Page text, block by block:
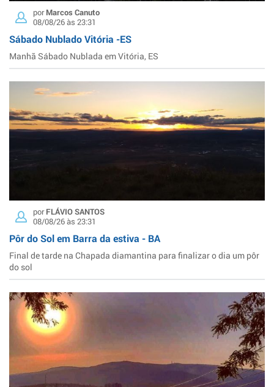
porMarcos Canuto
08/08/26 às 23:31
Sábado Nublado Vitória -ES
Manhã Sábado Nublada em Vitória, ES
porFLÁVIO SANTOS
08/08/26 às 23:31
Pôr do Sol em Barra da estiva - BA
Final de tarde na Chapada diamantina para finalizar o dia um pôr
do sol